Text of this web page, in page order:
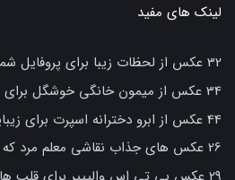
لینک های مفید
32 عکس از لحظات زیبا برای پروفایل شما
34 عکس از میمون خانگی خوشگل برای عاشقان حیوانات
44 عکس از ابرو دخترانه اسپرت برای زیبایی و جذابیت بیشتر
26 عکس های جذاب نقاشی معلم مرد که شما را شگفت زده می کند